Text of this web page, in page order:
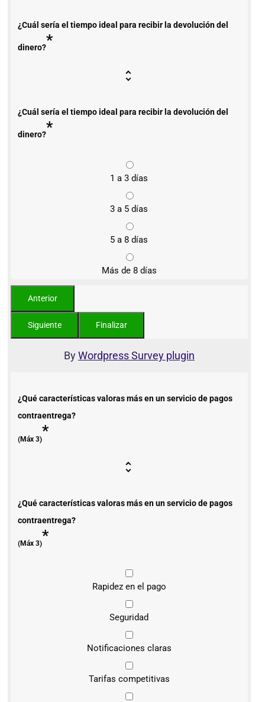
¿Cuál sería el tiempo ideal para recibir la devolución del
dinero?*
¿Cuál sería el tiempo ideal para recibir la devolución del
dinero?*
1 a 3 días
3 a 5 días
5 a 8 días
Más de 8 días
ByWordpress Survey plugin
¿Qué características valoras más en un servicio de pagos
contraentrega?
(Máx 3)*
¿Qué características valoras más en un servicio de pagos
contraentrega?
(Máx 3)*
Rapidez en el pago
Seguridad
Notificaciones claras
Tarifas competitivas